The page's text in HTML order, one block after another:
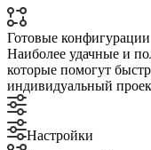
Готовые конфигурации
Наиболее удачные и
которые помогут
индивидуальный
Настройки